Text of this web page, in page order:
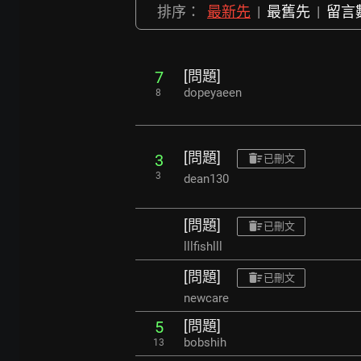
排序： 最新先 | 最舊先 | 留言
7
8
[問題]
dopeyaeen
3
3
[問題] 已刪文
dean130
[問題] 已刪文
lllfishlll
[問題] 已刪文
newcare
5
13
[問題]
bobshih